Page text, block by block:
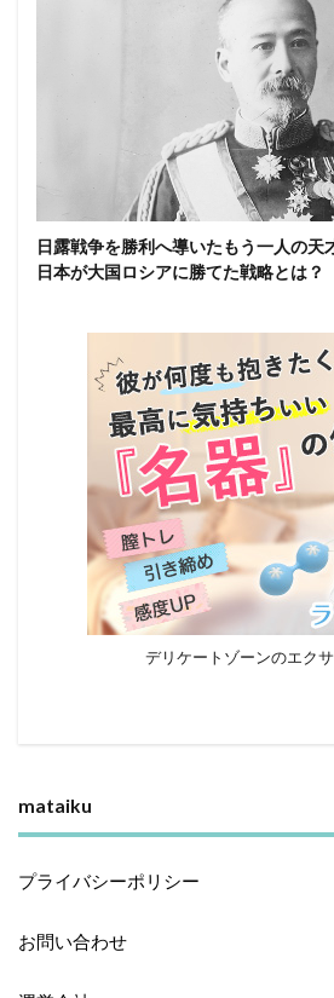
日露戦争を勝利へ導いたもう一人の天
日本が大国ロシアに勝てた戦略とは？
デリケートゾーンのエクサ
mataiku
プライバシーポリシー
お問い合わせ